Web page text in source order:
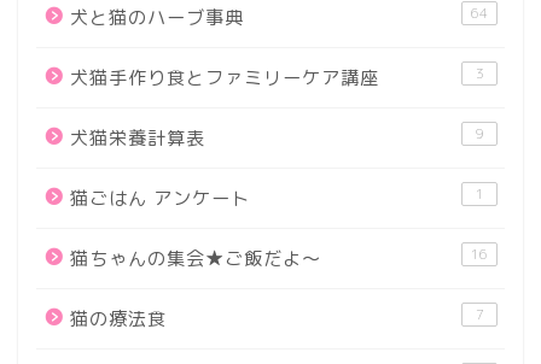
犬と猫のハーブ事典 64
犬猫手作り食とファミリーケア講座 3
犬猫栄養計算表 9
猫ごはん アンケート 1
猫ちゃんの集会★ご飯だよ～ 16
猫の療法食 7